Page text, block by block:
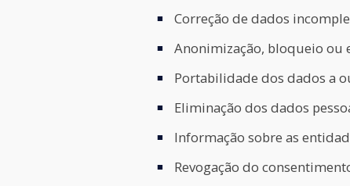
Correção de dados
Anonimização, bloqueio ou
Portabilidade dos dados a
Eliminação dos dados
Informação sobre as
Revogação do